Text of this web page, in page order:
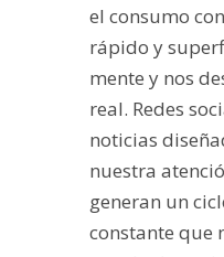
el consumo
rápido y
mente y nos
real. Redes
noticias
nuestra
generan un
constante que